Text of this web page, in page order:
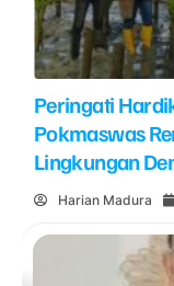
Peringati
Pokmaswas
Lingkungan
Harian Madura